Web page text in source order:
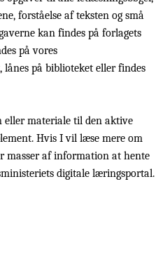
forståelse af teksten og små
kan findes på forlagets
på vores
, lånes på biblioteket eller findes
eller materiale til den aktive
Hvis I vil læse mere om
masser af information at hente
digitale læringsportal.